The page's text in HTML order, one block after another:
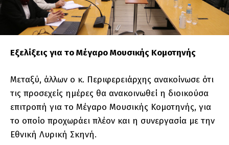
Εξελίξεις για το Μέγαρο Μουσικής Κομοτηνής
Μεταξύ, άλλων ο κ. Περιφερειάρχης ανακοίνωσε ότι
τις προσεχείς ημέρες θα ανακοινωθεί η διοικούσα
επιτροπή για το Μέγαρο Μουσικής Κομοτηνής, για
το οποίο προχωράει πλέον και η συνεργασία με την
Εθνική Λυρική Σκηνή.